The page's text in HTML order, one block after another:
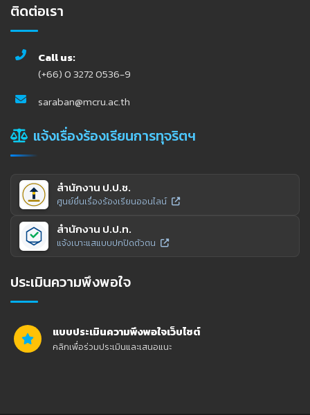
ติดต่อเรา
Call us:
(+66) 0 3272 0536-9
saraban@mcru.ac.th
แจ้งเรื่องร้องเรียนการทุจริตฯ
สำนักงาน ป.ป.ช.
ศูนย์ยื่นเรื่องร้องเรียนออนไลน์
สำนักงาน ป.ป.ท.
แจ้งเบาะแสแบบปกปิดตัวตน
ประเมินความพึงพอใจ
แบบประเมินความพึงพอใจเว็บไซต์
คลิกเพื่อร่วมประเมินและเสนอแนะ